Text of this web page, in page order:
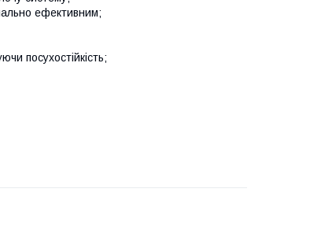
ефективним;
посухостійкість;